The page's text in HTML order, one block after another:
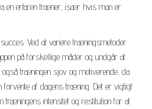
en erfaren træner, især hvis man er
Ved at variere træningsmetoder
på forskellige måder og undgår at
træningen sjov og motiverende, da
af dagens træning. Det er vigtigt
træningens intensitet og restitution for at